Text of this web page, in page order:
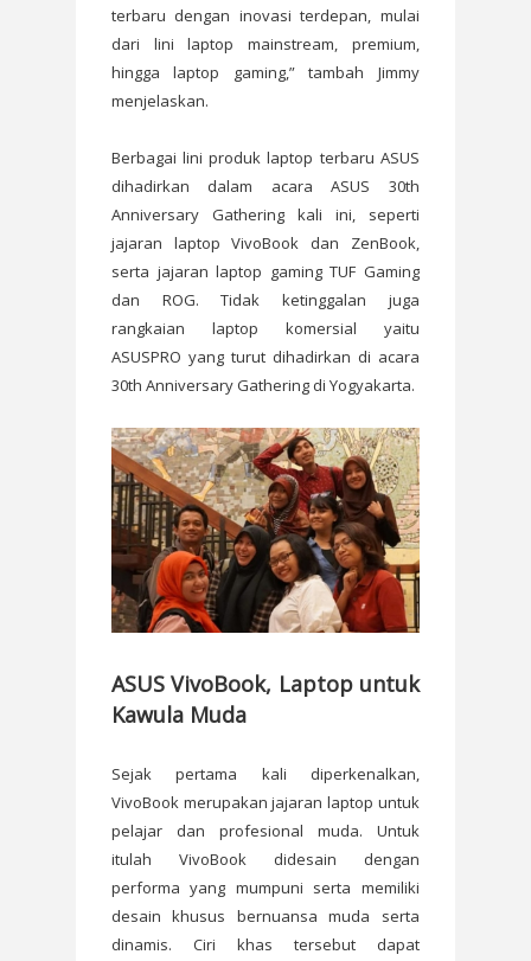
terbaru dengan inovasi terdepan, mulai
dari lini laptop mainstream, premium,
hingga laptop gaming,” tambah Jimmy
menjelaskan.
Berbagai lini produk laptop terbaru ASUS
dihadirkan dalam acara ASUS 30th
Anniversary Gathering kali ini, seperti
jajaran laptop VivoBook dan ZenBook,
serta jajaran laptop gaming TUF Gaming
dan ROG. Tidak ketinggalan juga
rangkaian laptop komersial yaitu
ASUSPRO yang turut dihadirkan di acara
30th Anniversary Gathering di Yogyakarta.
ASUS VivoBook, Laptop untuk
Kawula Muda
Sejak pertama kali diperkenalkan,
VivoBook merupakan jajaran laptop untuk
pelajar dan profesional muda. Untuk
itulah VivoBook didesain dengan
performa yang mumpuni serta memiliki
desain khusus bernuansa muda serta
dinamis. Ciri khas tersebut dapat